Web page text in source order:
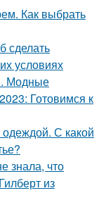
Как выбрать
сделать
условиях
Модные
Готовимся к
одеждой. С какой
знала, что
из